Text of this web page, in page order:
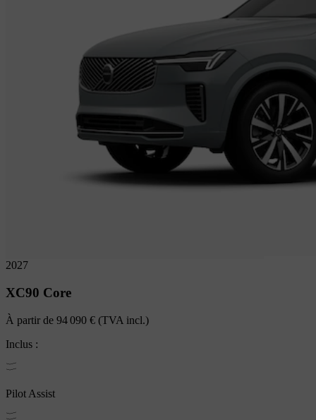
2027
XC90 Core
À partir de 94 090 € (TVA incl.)
Inclus :
Pilot Assist